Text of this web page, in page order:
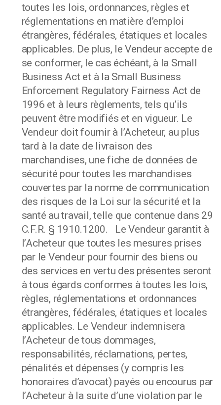
toutes les lois, ordonnances, règles et
réglementations en matière d’emploi
étrangères, fédérales, étatiques et locales
applicables. De plus, le Vendeur accepte de
se conformer, le cas échéant, à la Small
Business Act et à la Small Business
Enforcement Regulatory Fairness Act de
1996 et à leurs règlements, tels qu’ils
peuvent être modifiés et en vigueur. Le
Vendeur doit fournir à l’Acheteur, au plus
tard à la date de livraison des
marchandises, une fiche de données de
sécurité pour toutes les marchandises
couvertes par la norme de communication
des risques de la Loi sur la sécurité et la
santé au travail, telle que contenue dans 29
C.F.R. § 1910.1200. Le Vendeur garantit à
l’Acheteur que toutes les mesures prises
par le Vendeur pour fournir des biens ou
des services en vertu des présentes seront
à tous égards conformes à toutes les lois,
règles, réglementations et ordonnances
étrangères, fédérales, étatiques et locales
applicables. Le Vendeur indemnisera
l’Acheteur de tous dommages,
responsabilités, réclamations, pertes,
pénalités et dépenses (y compris les
honoraires d’avocat) payés ou encourus par
l’Acheteur à la suite d’une violation par le